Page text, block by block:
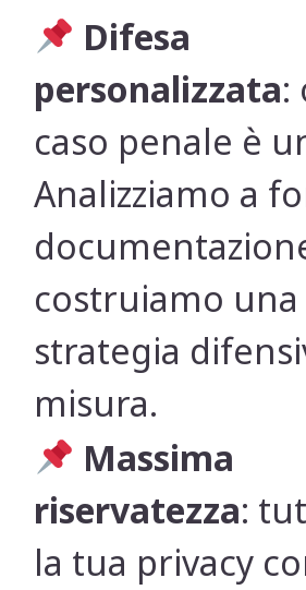
Difesa
personalizzata:
caso penale è
Analizziamo a
costruiamo una
strategia
misura.
Massima
riservatezza:
la tua privacy